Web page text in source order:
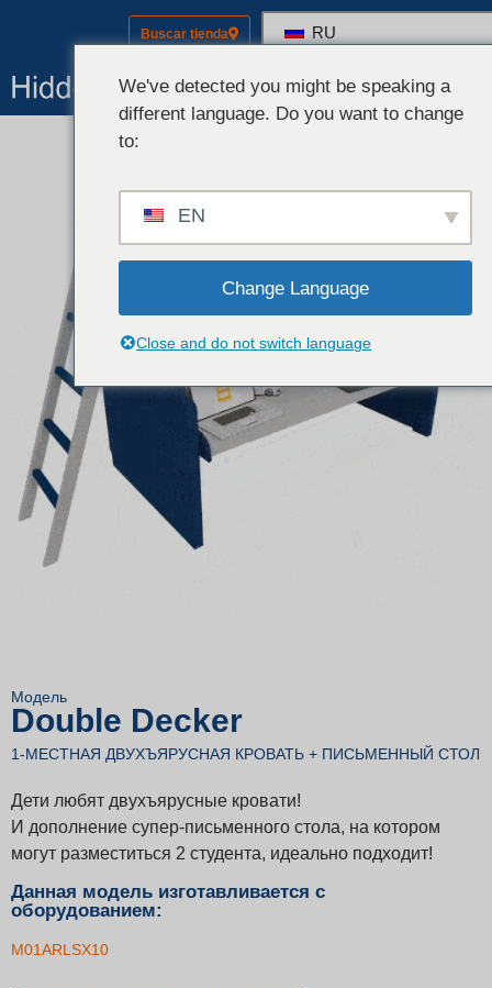
Buscar tienda RU
Модель
Double Decker
1-МЕСТНАЯ ДВУХЪЯРУСНАЯ КРОВАТЬ + ПИСЬМЕННЫЙ СТОЛ
Дети любят двухъярусные кровати!
И дополнение супер-письменного стола, на котором
могут разместиться 2 студента, идеально подходит!
Данная модель изготавливается с
оборудованием:
M01ARLSX10
We've detected you might be speaking a
different language. Do you want to change
to:
EN
Change Language
Close and do not switch language